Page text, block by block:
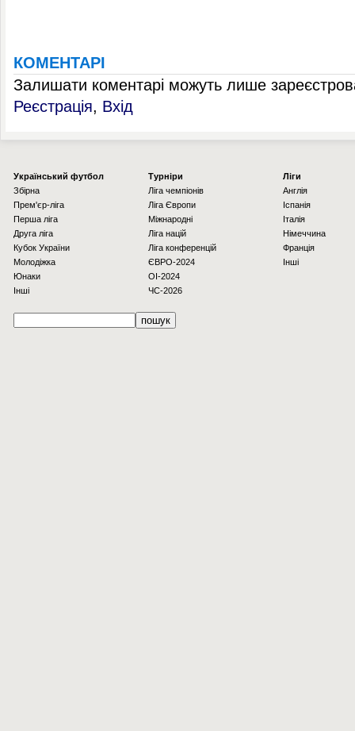
КОМЕНТАРІ
Залишати коментарі можуть лише
Реєстрація, Вхід
Українcький футбол
Збірна
Прем'єр-ліга
Перша ліга
Друга ліга
Кубок України
Молодіжка
Юнаки
Інші
Турніри
Ліга чемпіонів
Ліга Європи
Міжнародні
Ліга націй
Ліга конференцій
ЄВРО-2024
OI-2024
ЧС-2026
Ліги
Англія
Іспанія
Італія
Німеччина
Франція
Інші